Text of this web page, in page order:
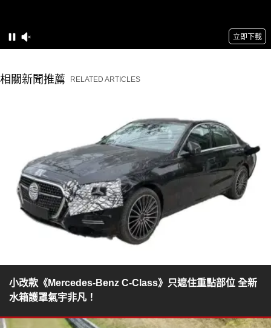
相關新聞推薦 RELATED ARTICLES
小改款《Mercedes-Benz C-Class》只遮住重點部位 全新
水箱護罩氣宇非凡！